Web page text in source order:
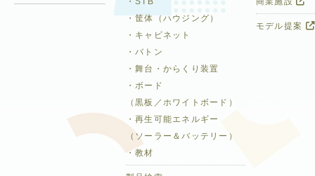
モデル提案
・筐体（ハウジング）
・キャビネット
・バトン
・舞台・からくり装置
・ボード
（黒板／ホワイトボード）
・再生可能エネルギー
（ソーラー＆バッテリー）
・教材